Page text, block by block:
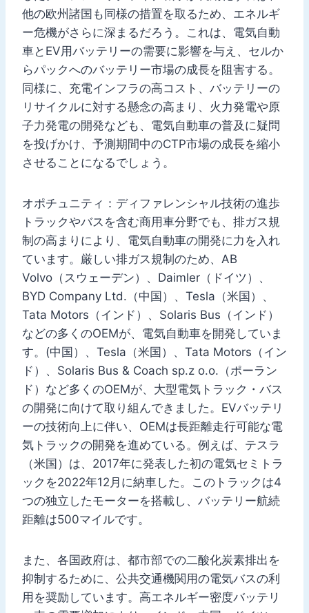
他の欧州諸国も同様の措置を取るため、エネルギ
ー危機がさらに深まるだろう。これは、電気自動
車とEV用バッテリーの需要に影響を与え、セルか
らパックへのバッテリー市場の成長を阻害する。
同様に、充電インフラの高コスト、バッテリーの
リサイクルに対する懸念の高まり、火力発電や原
子力発電の開発なども、電気自動車の普及に疑問
を投げかけ、予測期間中のCTP市場の成長を縮小
させることになるでしょう。
オポチュニティ：ディファレンシャル技術の進歩
トラックやバスを含む商用車分野でも、排ガス規
制の高まりにより、電気自動車の開発に力を入れ
ています。厳しい排ガス規制のため、AB
Volvo（スウェーデン）、Daimler（ドイツ）、
BYD Company Ltd.（中国）、Tesla（米国）、
Tata Motors（インド）、Solaris Bus（インド）
などの多くのOEMが、電気自動車を開発していま
す。(中国）、Tesla（米国）、Tata Motors（イン
ド）、Solaris Bus & Coach sp.z o.o.（ポーラン
ド）など多くのOEMが、大型電気トラック・バス
の開発に向けて取り組んできました。EVバッテリ
ーの技術向上に伴い、OEMは長距離走行可能な電
気トラックの開発を進めている。例えば、テスラ
（米国）は、2017年に発表した初の電気セミトラ
ックを2022年12月に納車した。このトラックは4
つの独立したモーターを搭載し、バッテリー航続
距離は500マイルです。
また、各国政府は、都市部での二酸化炭素排出を
抑制するために、公共交通機関用の電気バスの利
用を奨励しています。高エネルギー密度バッテリ